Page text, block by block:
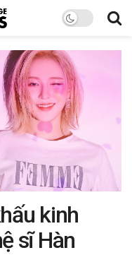
kinh
sĩ Hàn